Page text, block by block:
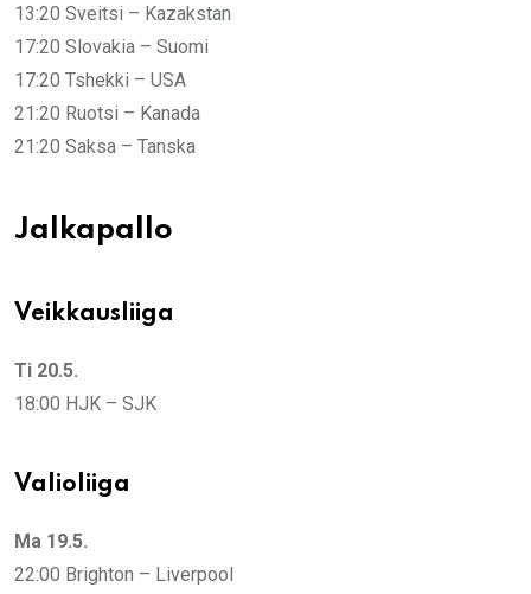
13:20 Sveitsi – Kazakstan
17:20 Slovakia – Suomi
17:20 Tshekki – USA
21:20 Ruotsi – Kanada
21:20 Saksa – Tanska
Jalkapallo
Veikkausliiga
Ti 20.5.
18:00 HJK – SJK
Valioliiga
Ma 19.5.
22:00 Brighton – Liverpool